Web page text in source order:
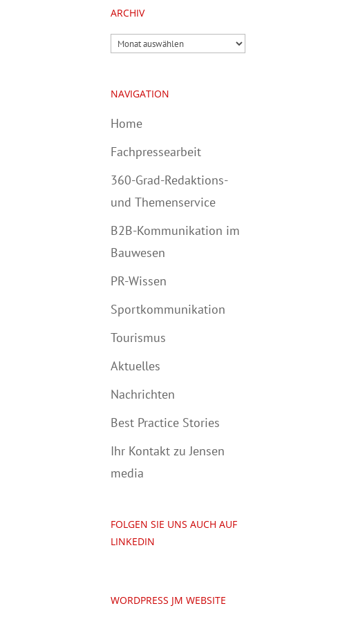
ARCHIV
Archiv
NAVIGATION
Home
Fachpressearbeit
360-Grad-Redaktions-
und Themenservice
B2B-Kommunikation im
Bauwesen
PR-Wissen
Sportkommunikation
Tourismus
Aktuelles
Nachrichten
Best Practice Stories
Ihr Kontakt zu Jensen
media
FOLGEN SIE UNS AUCH AUF
LINKEDIN
WORDPRESS JM WEBSITE